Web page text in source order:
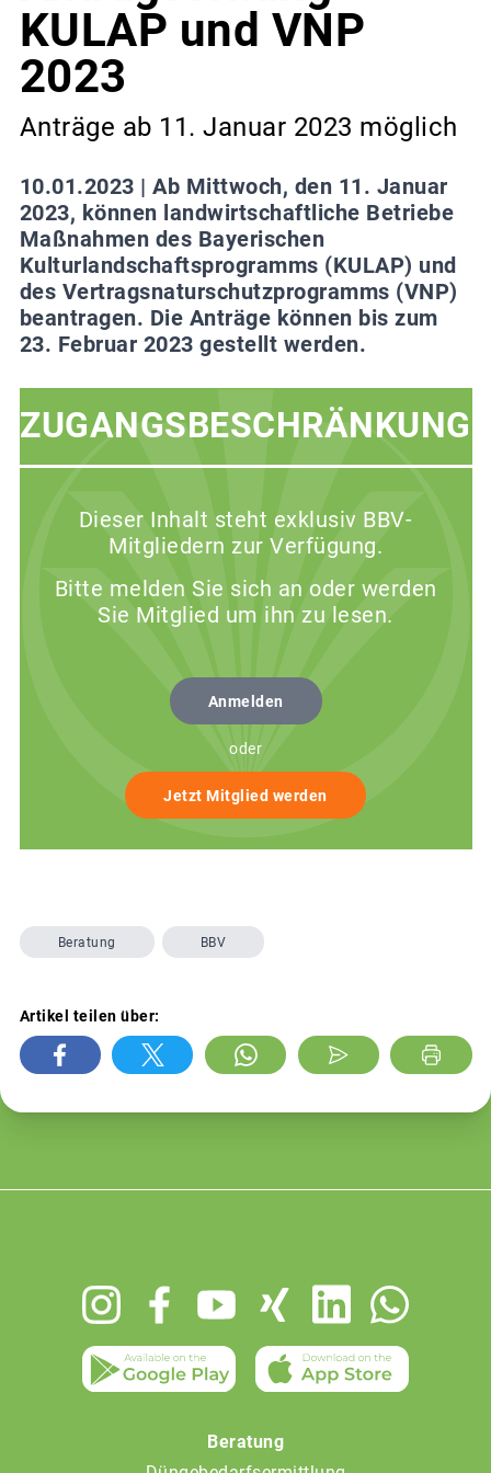
KULAP und VNP
2023
Anträge ab 11. Januar 2023 möglich
10.01.2023 | Ab Mittwoch, den 11. Januar
2023, können landwirtschaftliche Betriebe
Maßnahmen des Bayerischen
Kulturlandschaftsprogramms (KULAP) und
des Vertragsnaturschutzprogramms (VNP)
beantragen. Die Anträge können bis zum
23. Februar 2023 gestellt werden.
ZUGANGSBESCHRÄNKUNG
Dieser Inhalt steht exklusiv BBV-
Mitgliedern zur Verfügung.
Bitte melden Sie sich an oder werden
Sie Mitglied um ihn zu lesen.
Anmelden
oder
Jetzt Mitglied werden
Beratung BBV
Artikel teilen über:
Beratung